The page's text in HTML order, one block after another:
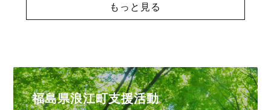
もっと見る
福島県浪江町支援活動